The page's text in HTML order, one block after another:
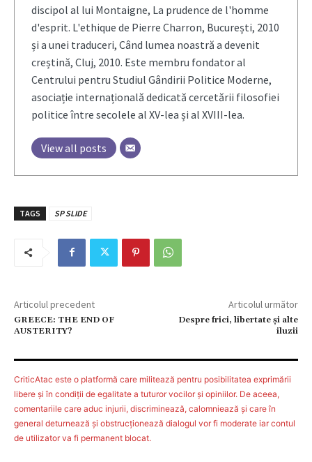
discipol al lui Montaigne, La prudence de l'homme
d'esprit. L'ethique de Pierre Charron, București, 2010
și a unei traduceri, Când lumea noastră a devenit
creștină, Cluj, 2010. Este membru fondator al
Centrului pentru Studiul Gândirii Politice Moderne,
asociație internațională dedicată cercetării filosofiei
politice între secolele al XV-lea și al XVIII-lea.
View all posts
TAGS SP SLIDE
Articolul precedent
GREECE: THE END OF
AUSTERITY?
Articolul următor
Despre frici, libertate și alte
iluzii
CriticAtac este o platformă care militează pentru posibilitatea exprimării
libere şi în condiţii de egalitate a tuturor vocilor şi opiniilor. De aceea,
comentariile care aduc injurii, discriminează, calomniează şi care în
general deturnează şi obstrucţionează dialogul vor fi moderate iar contul
de utilizator va fi permanent blocat.